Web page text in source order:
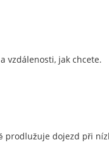
vzdálenosti, jak chcete.
prodlužuje dojezd při